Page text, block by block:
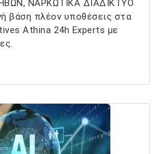
ΝΑΡΚΩΤΙΚΑ ΔΙΑΔΙΚΤΥΟ
βάση πλέον υποθέσεις στα
Athina 24h Experts με